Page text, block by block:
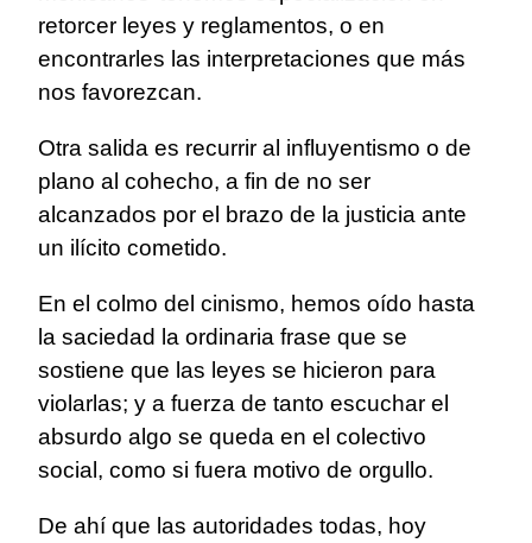
retorcer leyes y reglamentos, o en
encontrarles las interpretaciones que más
nos favorezcan.
Otra salida es recurrir al influyentismo o de
plano al cohecho, a fin de no ser
alcanzados por el brazo de la justicia ante
un ilícito cometido.
En el colmo del cinismo, hemos oído hasta
la saciedad la ordinaria frase que se
sostiene que las leyes se hicieron para
violarlas; y a fuerza de tanto escuchar el
absurdo algo se queda en el colectivo
social, como si fuera motivo de orgullo.
De ahí que las autoridades todas, hoy